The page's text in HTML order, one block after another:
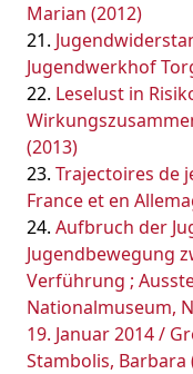
Marian (2012)
Jugendwerkhof
Leselust in
(2013)
Trajectoires de
France et en
Aufbruch der
Jugendbewegung
Verführung ;
Nationalmuseum,
19. Januar 2014 /
Stambolis, Barbara